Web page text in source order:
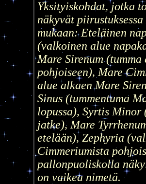
Yksityiskohdat, jotka
näkyvät
mukaan: Eteläinen
(valkoinen alue
Mare Sirenum
pohjoiseen), Mare
alue alkaen Mare
Sinus (tummentuma
lopussa), Syrtis
jatke), Mare
etelään), Zephyria
Cimmeriumista
pallonpuoliskolla
on vaikea nimetä.